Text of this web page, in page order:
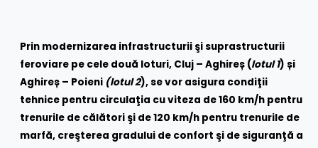
Prin modernizarea infrastructurii şi suprastructurii
feroviare pe cele două loturi, Cluj – Aghireș (lotul 1) și
Aghireș – Poieni (lotul 2),se vor asigura condiţii
tehnice pentru circulaţia cu viteza de 160 km/h pentru
trenurile de călători şi de 120 km/h pentru trenurile de
marfă, creşterea gradului de confort şi de siguranţă a